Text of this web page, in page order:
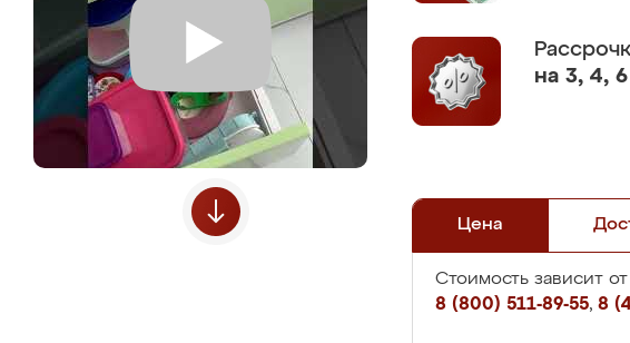
на 3, 4,
Цена
Стоимость зависит от
8 (800) 511-89-55, 8